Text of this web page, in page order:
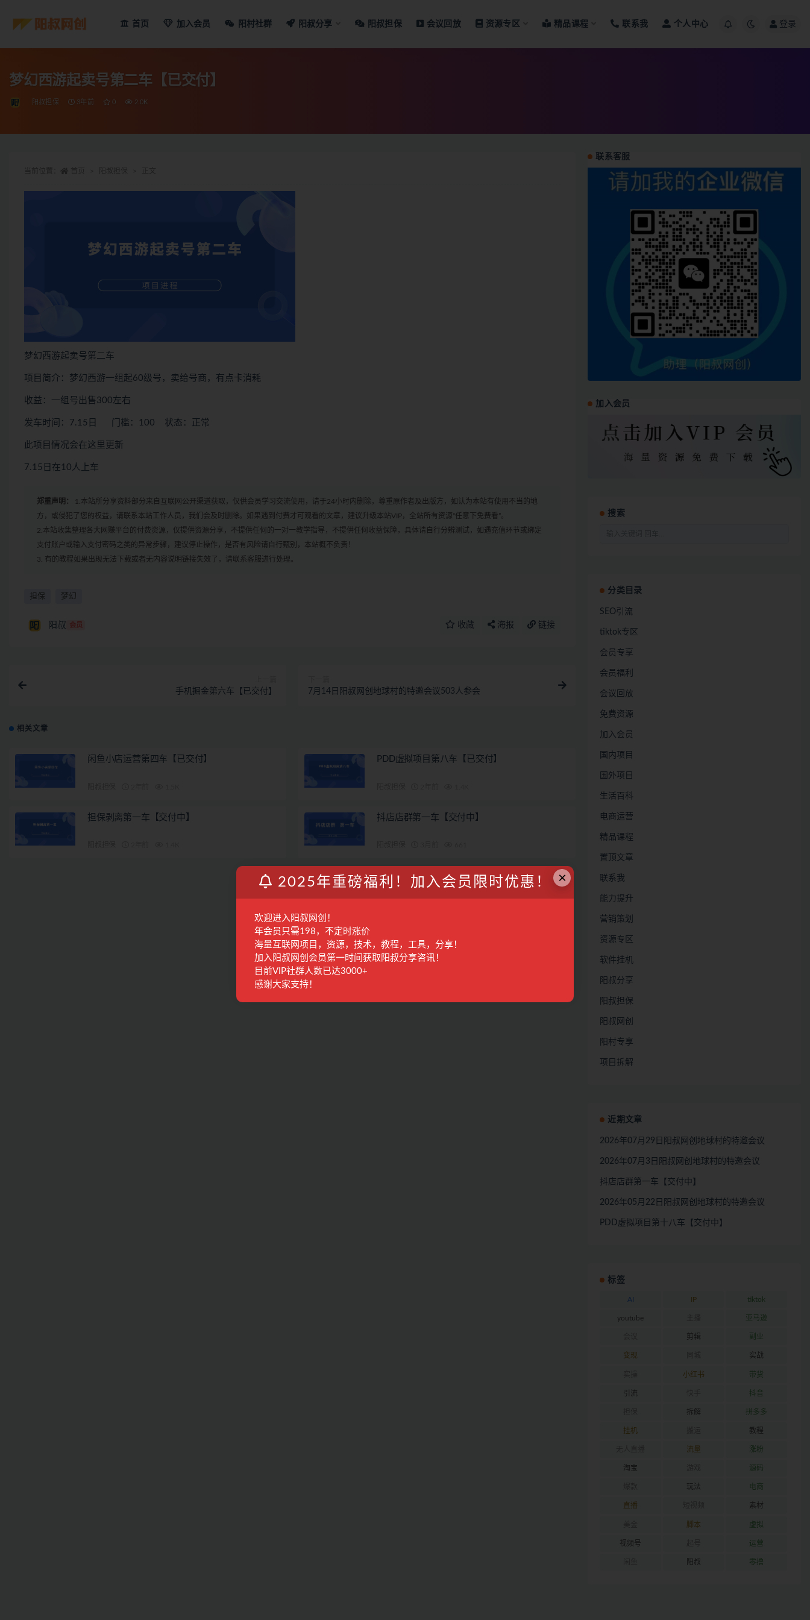
首页 加入会员 阳村社群 阳叔分享 阳叔担保 会议回放 资源专区 精品课程 联系我 个人中心 登录
梦幻西游起卖号第二车【已交付】
阳叔担保 3年前 0 2.0K
梦幻西游起卖号第二车
项目简介：梦幻西游一组起60级号，卖给号商，有点卡消耗
收益：一组号出售300左右
发车时间：7.15日 门槛：100 状态：正常
此项目情况会在这里更新
7.15日在10人上车
郑重声明：
1.本站所分享资料部分来自互联网公开渠道获取，仅供会员学习交流使用，请于24小时内删除，尊重原作者及出版方，如认为本站有使用不当的地
方，或侵犯了您的权益，请联系本站工作人员，我们会及时删除。如果遇到付费才可观看的文章，建议升级本站VIP，全站所有资源“任意下免费看”。
2.本站收集整理各大网赚平台的付费资源，仅提供资源分享，不提供任何的一对一教学指导，不提供任何收益保障，具体请自行分辨测试，如遇充值环节或绑定
支付账户或输入支付密码之类的异常步骤，建议停止操作，是否有风险请自行甄别，本站概不负责！
3. 有的教程如果出现无法下载或者无内容说明链接失效了，请联系客服进行处理。
担保 梦幻
阳叔 会员 收藏 海报 链接
手机掘金第六车【已交付】 7月14日阳叔网创地球村的特邀会议503人参会
相关文章
闲鱼小店运营第四车【已交付】 PDD虚拟项目第八车【已交付】
担保剥离第一车【交付中】 抖店店群第一车【交付中】
联系客服
加入会员
搜索
分类目录
SEO引流
tiktok专区
会员专享
会员福利
会议回放
免费资源
加入会员
国内项目
国外项目
生活百科
电商运营
精品课程
置顶文章
联系我
能力提升
营销策划
资源专区
软件挂机
阳叔分享
阳叔担保
阳叔网创
阳村专享
项目拆解
近期文章
2026年07月29日阳叔网创地球村的特邀会议
2026年07月3日阳叔网创地球村的特邀会议
抖店店群第一车【交付中】
2026年05月22日阳叔网创地球村的特邀会议
PDD虚拟项目第十八车【交付中】
标签
AI IP tiktok
youtube 亚马逊
剪辑 副业
变现 实战
小红书 带货
引流 抖音
拆解 拼多多
挂机 教程
流量 涨粉
淘宝 源码
玩法 电商
直播 素材
脚本 虚拟
视频号 运营
阳叔 零撸
×
2025年重磅福利！加入会员限时优惠！
欢迎进入阳叔网创！
年会员只需198，不定时涨价
海量互联网项目，资源，技术，教程，工具，分享！
加入阳叔网创会员第一时间获取阳叔分享咨讯！
目前VIP社群人数已达3000+
感谢大家支持！